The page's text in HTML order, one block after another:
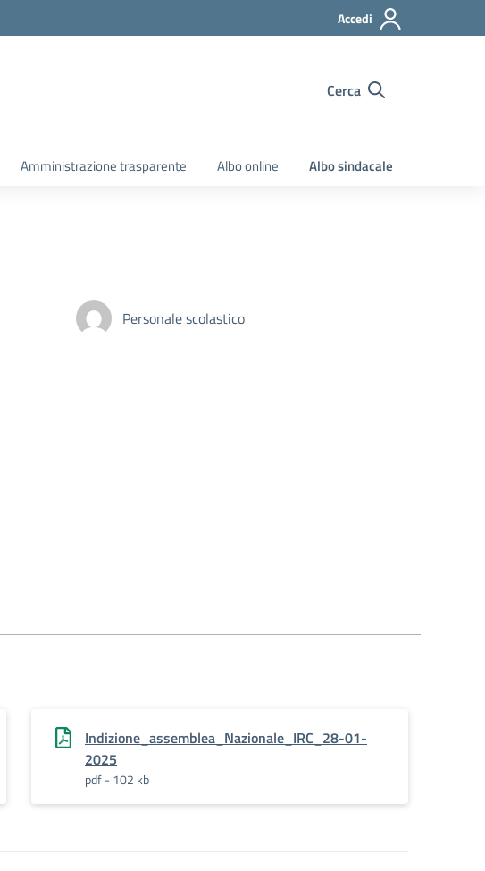
Accedi
Cerca
Amministrazione trasparente Albo online Albo sindacale
Personale scolastico
Indizione_assemblea_Nazionale_IRC_28-01-
2025
pdf - 102 kb